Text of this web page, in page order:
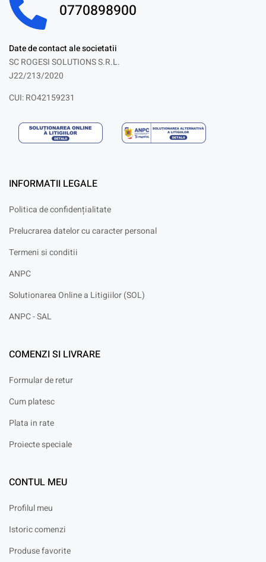
0770898900
Date de contact ale societatii
SC ROGESI SOLUTIONS S.R.L.
J22/213/2020
CUI: RO42159231
INFORMATII LEGALE
Politica de confidențialitate
Prelucrarea datelor cu caracter personal
Termeni si conditii
ANPC
Solutionarea Online a Litigiilor (SOL)
ANPC - SAL
COMENZI SI LIVRARE
Formular de retur
Cum platesc
Plata in rate
Proiecte speciale
CONTUL MEU
Profilul meu
Istoric comenzi
Produse favorite